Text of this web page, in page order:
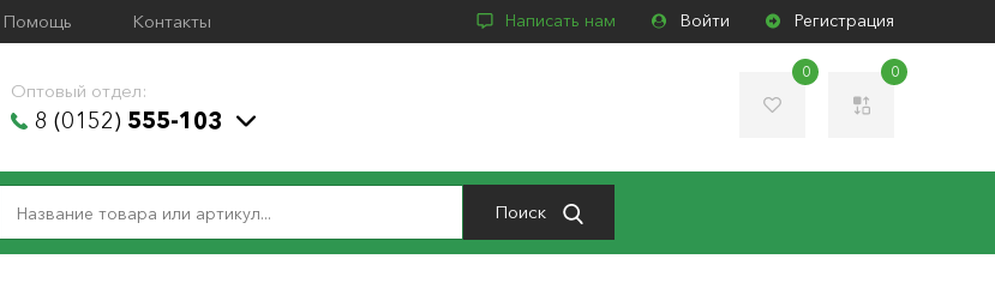
Помощь Контакты Написать нам Войти Регистрация
Оптовый отдел:
8 (0152) 555-103
0 0
Поиск